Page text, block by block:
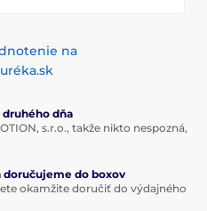
na
dňa
s.r.o., takže nikto nespozná,
doručujeme do boxov
okamžite doručiť do výdajného